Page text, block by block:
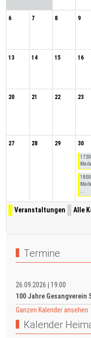
6 7 8 9
13 14 15 16
20 21 22 23
27 28 29 30
17:30
18:00
Veranstaltungen Alle
Termine
26.09.2026
19:00
100 Jahre
Ganzen Kalender ansehen
Kalender